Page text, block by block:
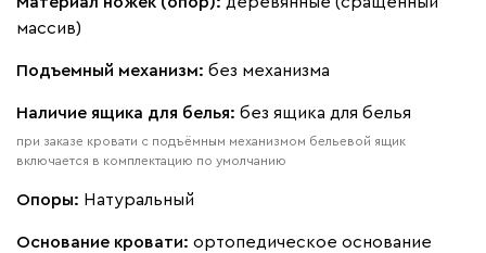
Винтер
массив)
Подъемный механизм: без механизма
Наличие ящика для белья: без ящика для белья
при заказе кровати с подъёмным механизмом бельевой ящик
включается в комплектацию по умолчанию
Опоры: Натуральный
Основание кровати: ортопедическое основание